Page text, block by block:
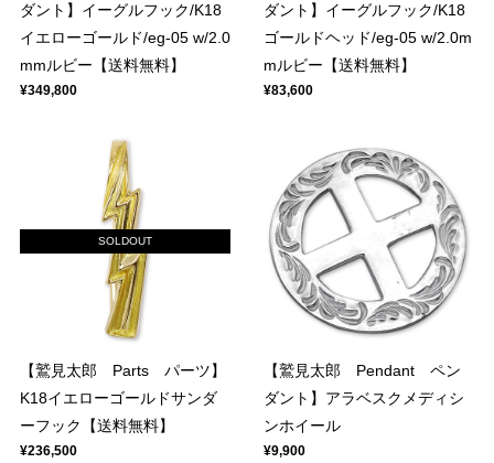
ダント】イーグルフック/K18
イエローゴールド/eg-05 w/2.0
mmルビー【送料無料】
¥349,800
ダント】イーグルフック/K18
ゴールドヘッド/eg-05 w/2.0m
mルビー【送料無料】
¥83,600
SOLDOUT
【鷲見太郎 Parts パーツ】
K18イエローゴールドサンダ
ーフック【送料無料】
¥236,500
【鷲見太郎 Pendant ペン
ダント】アラベスクメディシ
ンホイール
¥9,900